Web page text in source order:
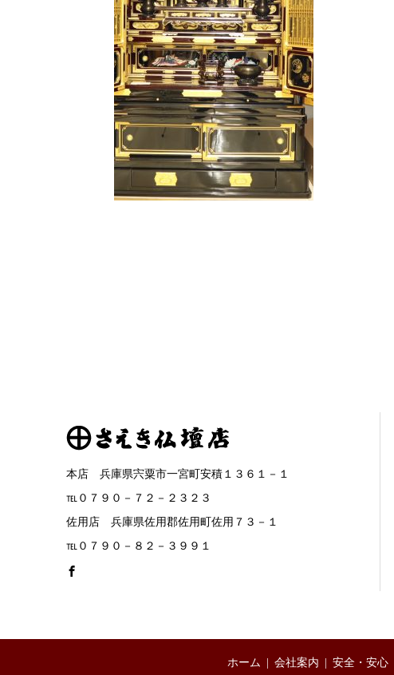
本店 兵庫県宍粟市一宮町安積１３６１－１
℡０７９０－７２－２３２３
佐用店 兵庫県佐用郡佐用町佐用７３－１
℡０７９０－８２－３９９１
ホーム 会社案内 安全・安心